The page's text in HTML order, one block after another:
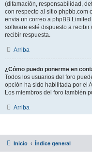
(difamación, responsabilidad,
con respecto al sitio phpbb.com
envia un correo a phpBB Limited
software esté dispuesto a
recibir respuesta.
Arriba
¿Cómo puedo ponerme en
Todos los usuarios del foro
opción ha sido habilitada por el
Los miembros del foro también
Arriba
Inicio Índice general